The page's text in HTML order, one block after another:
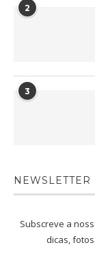
2
3
NEWSLETTER
Subscreve a
dicas,